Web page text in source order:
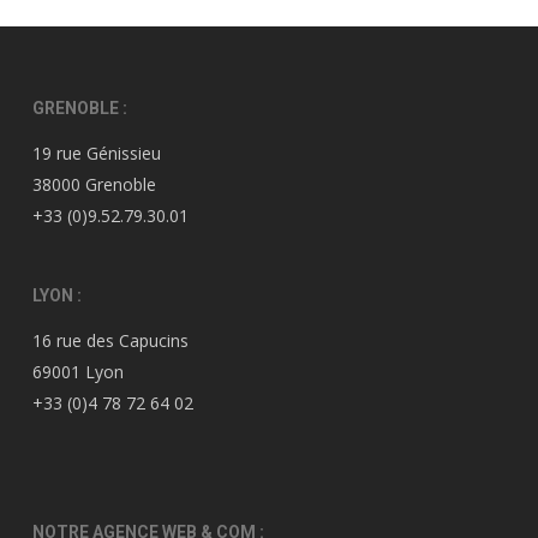
GRENOBLE :
19 rue Génissieu
38000 Grenoble
+33 (0)9.52.79.30.01
LYON :
16 rue des Capucins
69001 Lyon
+33 (0)4 78 72 64 02
NOTRE AGENCE WEB & COM :